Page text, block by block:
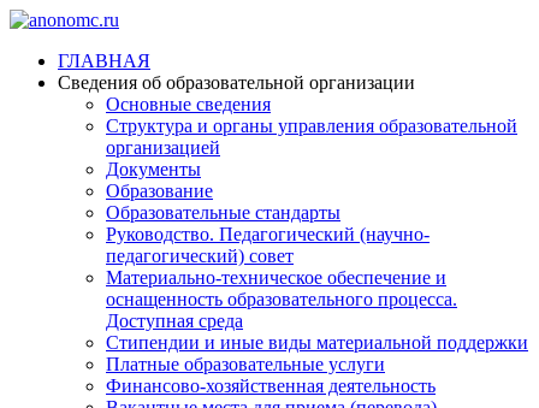
ГЛАВНАЯ
Сведения об образовательной организации
Основные сведения
Структура и органы управления образовательной
организацией
Документы
Образование
Образовательные стандарты
Руководство. Педагогический (научно-
педагогический) совет
Материально-техническое обеспечение и
оснащенность образовательного процесса.
Доступная среда
Стипендии и иные виды материальной поддержки
Платные образовательные услуги
Финансово-хозяйственная деятельность